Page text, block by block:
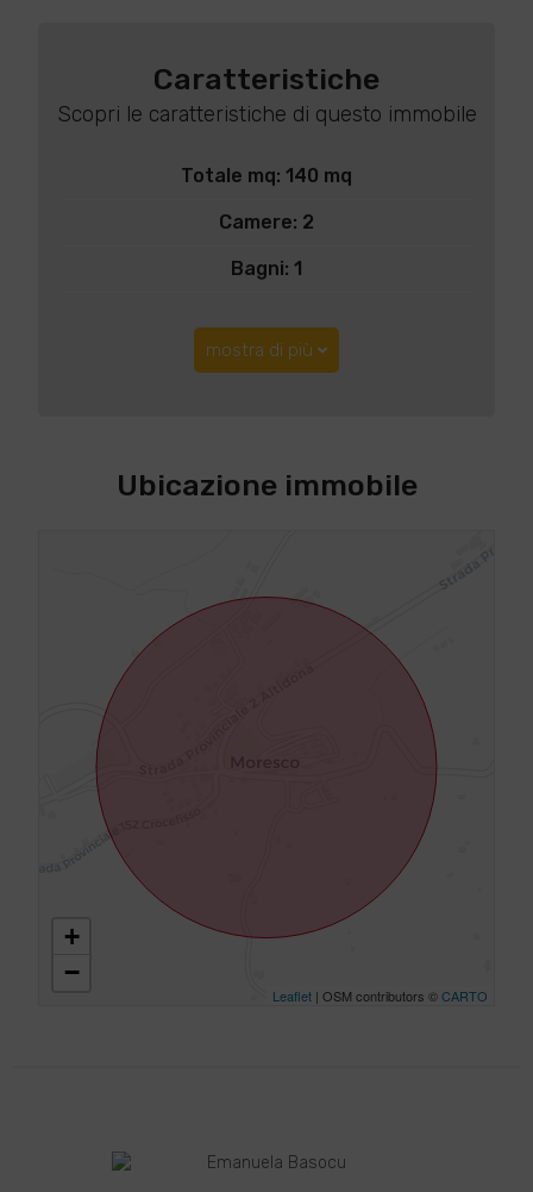
Caratteristiche
Scopri le caratteristiche di questo immobile
Totale mq: 140 mq
Camere: 2
Bagni: 1
mostra di più
Ubicazione immobile
+
−
Leaflet| OSM contributors ©CARTO